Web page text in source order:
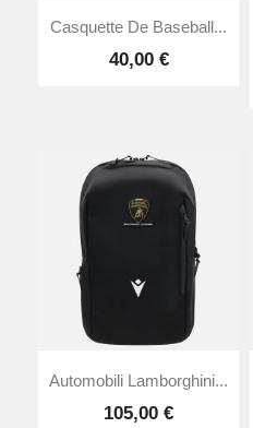
Casquette De Baseball...
40,00 €
Automobili Lamborghini...
105,00 €